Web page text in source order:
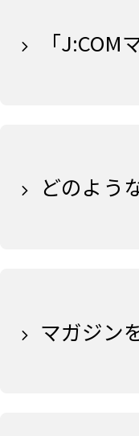
「
どのよう
マガジン